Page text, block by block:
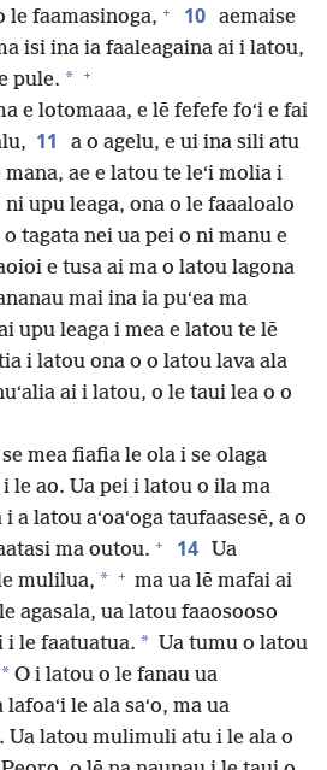
le faamasinoga, + 10 aemaise
isi ina ia faaleagaina ai i latou,
pule. * +
e lotomaaa, e lē fefefe foʻi e fai
11
a o agelu, e ui ina sili atu
ae e latou te leʻi molia i
upu leaga, ona o le faaaloalo
o tagata nei ua pei o ni manu e
e tusa ai ma o latou lagona
mai ina ia puʻea ma
upu leaga i mea e latou te lē
i latou ona o o latou lava ala
ai i latou, o le taui lea o o
mea fiafia le ola i se olaga
le ao. Ua pei i latou o ila ma
a latou aʻoaʻoga taufaasesē, a o
ma outou. + 14
Ua
mulilua, * + ma ua lē mafai ai
agasala, ua latou faaosooso
i le faatuatua. * Ua tumu o latou
* O i latou o le fanau ua
lafoaʻi le ala saʻo, ma ua
Ua latou mulimuli atu i le ala o